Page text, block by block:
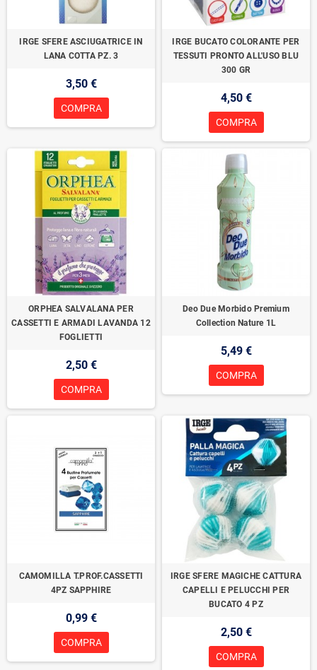
IRGE SFERE ASCIUGATRICE IN
LANA COTTA PZ. 3
3,50 €
COMPRA
IRGE BUCATO COLORANTE PER
TESSUTI PRONTO ALL'USO BLU
300 GR
4,50 €
COMPRA
ORPHEA SALVALANA PER
CASSETTI E ARMADI LAVANDA 12
FOGLIETTI
2,50 €
COMPRA
Deo Due Morbido Premium
Collection Nature 1L
5,49 €
COMPRA
CAMOMILLA T.PROF.CASSETTI
4PZ SAPPHIRE
0,99 €
COMPRA
IRGE SFERE MAGICHE CATTURA
CAPELLI E PELUCCHI PER
BUCATO 4 PZ
2,50 €
COMPRA